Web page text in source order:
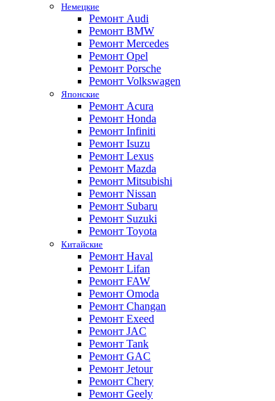
Немецкие
Ремонт Audi
Ремонт BMW
Ремонт Mercedes
Ремонт Opel
Ремонт Porsche
Ремонт Volkswagen
Японские
Ремонт Acura
Ремонт Honda
Ремонт Infiniti
Ремонт Isuzu
Ремонт Lexus
Ремонт Mazda
Ремонт Mitsubishi
Ремонт Nissan
Ремонт Subaru
Ремонт Suzuki
Ремонт Toyota
Китайские
Ремонт Haval
Ремонт Lifan
Ремонт FAW
Ремонт Omoda
Ремонт Changan
Ремонт Exeed
Ремонт JAC
Ремонт Tank
Ремонт GAC
Ремонт Jetour
Ремонт Chery
Ремонт Geely